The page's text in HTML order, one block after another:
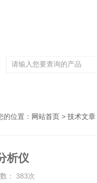
的位置： 网站首页 > 技术文章
析仪
： 383次